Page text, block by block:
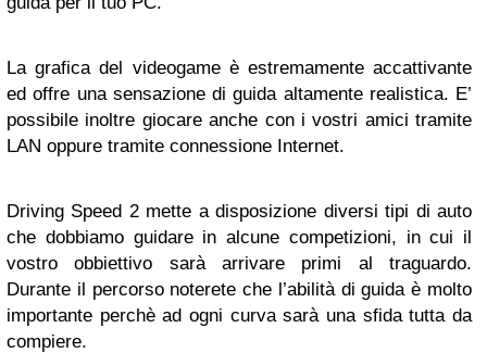
La grafica del videogame è estremamente accattivante
ed offre una sensazione di guida altamente realistica. E’
possibile inoltre giocare anche con i vostri amici tramite
LAN oppure tramite connessione Internet.
Driving Speed 2 mette a disposizione diversi tipi di auto
che dobbiamo guidare in alcune competizioni, in cui il
vostro obbiettivo sarà arrivare primi al traguardo.
Durante il percorso noterete che l’abilità di guida è molto
importante perchè ad ogni curva sarà una sfida tutta da
compiere.